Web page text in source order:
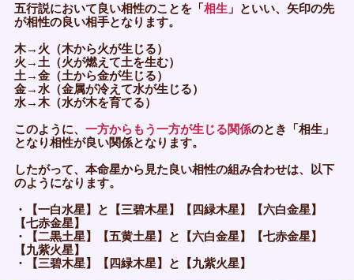
五行説において良い相性のことを「相生 」といい、矢印の先
が相性の良い相手となります。
木→火（木から火が生じる）
火→土（火が燃えて土を生む）
土→金（土から金が生じる）
金→水（金属が冷えて水が生じる）
水→木（水が木を育てる）
このように、 一方からもう一方が生じる関係のとき「相生」
となり相性が良い関係となります。
したがって、本命星から見た良い相性の組み合わせは、以下
のようになります。
・【一白水星】と【三碧木星】【四緑木星】【六白金星】
【七赤金星】
・【二黒土星】【五黄土星】と【六白金星】【七赤金星】
【九紫火星】
・【三碧木星】【四緑木星】と【九紫火星】